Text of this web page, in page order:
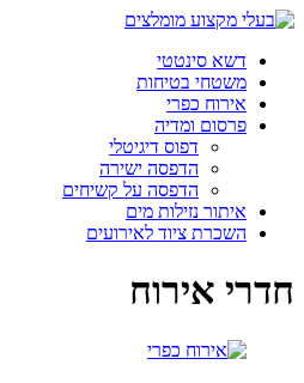
דשא סינטטי
משטחי בטיחות
אירוח כפרי
פרסום ומדיה
דפוס דיגיטלי
הדפסה ישירה
הדפסה על קשיחים
איתור נזילות מים
השכרת ציוד לאירועים
חדרי אירוח